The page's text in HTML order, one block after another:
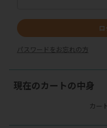
パスワードをお忘れの方
現在のカートの中身
カー